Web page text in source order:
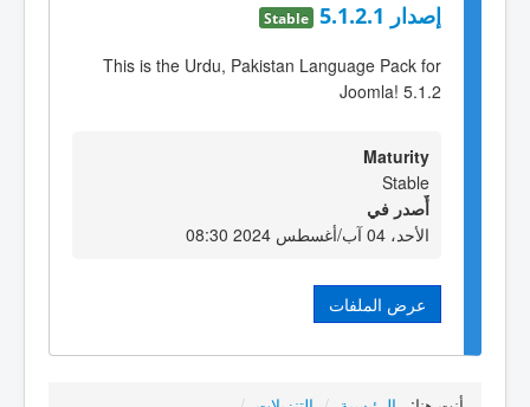
إصدار 5.1.2.1 Stable
This is the Urdu, Pakistan Language Pack for
Joomla! 5.1.2
Maturity
Stable
أٌصدر في
الأحد، 04 آب/أغسطس 2024 08:30
عرض الملفات